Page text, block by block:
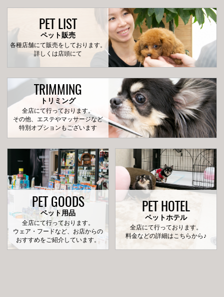
PET LIST
ペット販売
各種店舗にて販売をしております。
詳しくは店頭にて
TRIMMING
トリミング
全店にて行っております。
その他、エステやマッサージなど
特別オプションもございます
PET GOODS
ペット用品
全店にて行っております。
ウェア・フードなど、お店からの
おすすめをご紹介しています。
PET HOTEL
ペットホテル
全店にて行っております。
料金などの詳細はこちらから♪